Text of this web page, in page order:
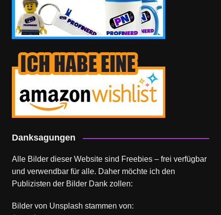
Danksagungen
Alle Bilder dieser Website sind Freebies – frei verfügbar
und verwendbar für alle. Daher möchte ich den
Publizisten der Bilder Dank zollen:
Bilder von Unsplash stammen von: